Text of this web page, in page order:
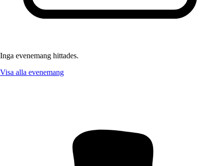
Inga evenemang hittades.
Visa alla evenemang